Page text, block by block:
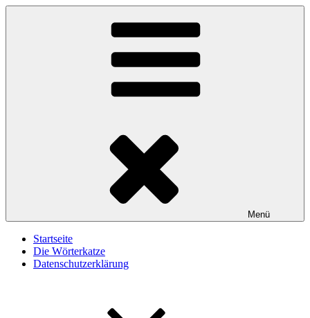
Zum
Menü
Startseite
Die Wörterkatze
Datenschutzerklärung